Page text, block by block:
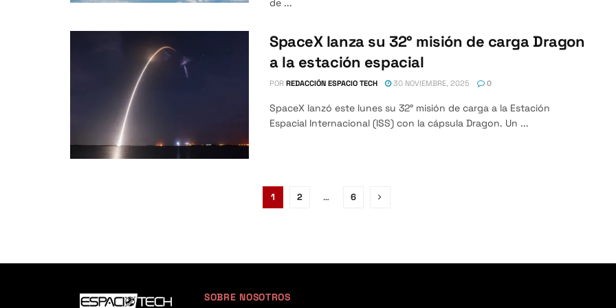
de ...
SpaceX lanza su 32° misión de carga Dragon
a la estación espacial
POR REDACCIÓN ESPACIO TECH 30 NOVIEMBRE, 2025 0
SpaceX lanzó este lunes su 32° misión de carga a la Estación
Espacial Internacional (ISS) con la cápsula Dragon. Un ...
1 2 … 6
SOBRE NOSOTROS